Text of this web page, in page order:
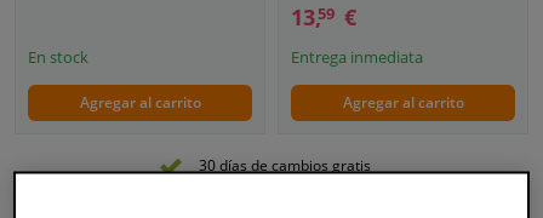
En stock
Agregar al carrito
13,59 €
Entrega inmediata
Agregar al carrito
30 días de cambios gratis